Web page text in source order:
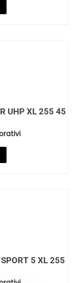
UHP XL 255 45
5 XL 255